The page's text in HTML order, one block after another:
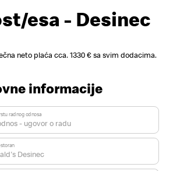
esa - Desinec
neto plaća cca. 1330 € sa svim dodacima.
informacije
radnog odnosa